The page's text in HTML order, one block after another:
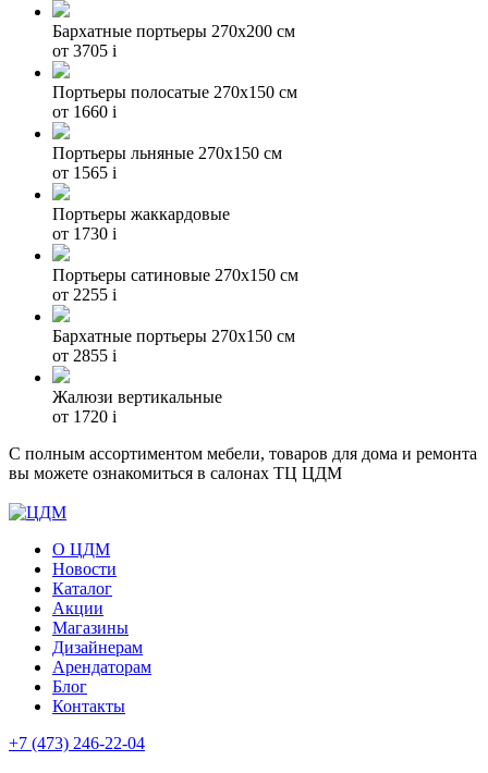
Бархатные портьеры 270х200 см
от 3705 i
Портьеры полосатые 270х150 см
от 1660 i
Портьеры льняные 270х150 см
от 1565 i
Портьеры жаккардовые
от 1730 i
Портьеры сатиновые 270х150 см
от 2255 i
Бархатные портьеры 270х150 см
от 2855 i
Жалюзи вертикальные
от 1720 i
С полным ассортиментом мебели, товаров для дома и ремонта
вы можете ознакомиться в салонах ТЦ ЦДМ
О ЦДМ
Новости
Каталог
Акции
Магазины
Дизайнерам
Арендаторам
Блог
Контакты
+7 (473) 246-22-04